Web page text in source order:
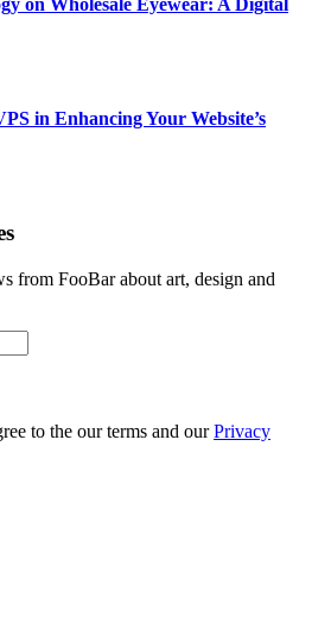
in Enhancing Your Website’s
from FooBar about art, design and
to the our terms and ourPrivacy